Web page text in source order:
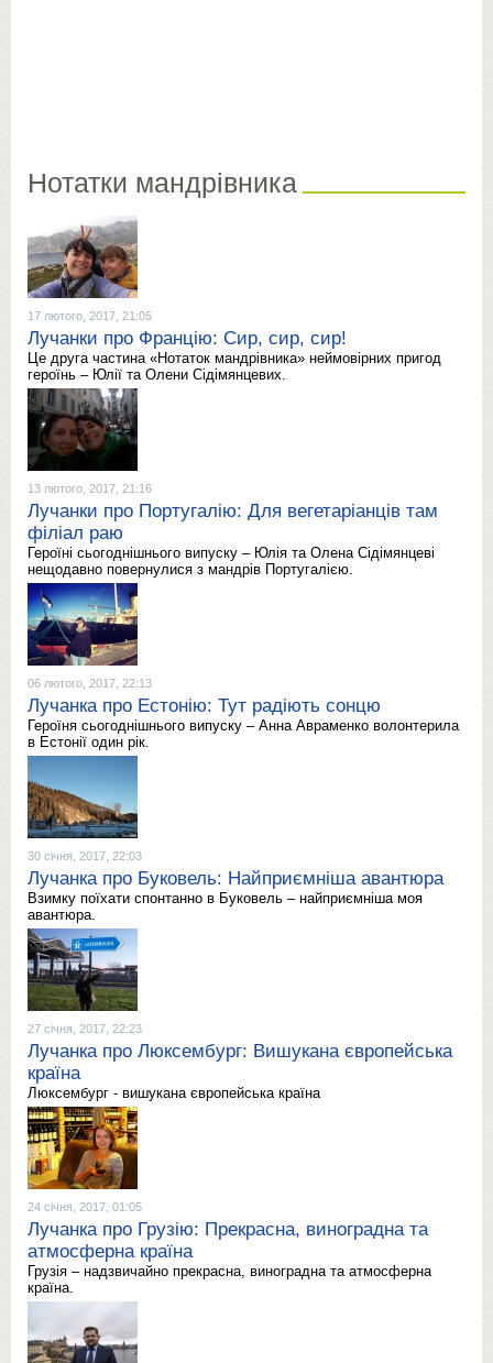
Нотатки мандрівника
17 лютого, 2017, 21:05
Лучанки про Францію: Сир, сир, сир!
Це друга частина «Нотаток мандрівника» неймовірних пригод
героїнь – Юлії та Олени Сідімянцевих.
13 лютого, 2017, 21:16
Лучанки про Португалію: Для вегетаріанців там
філіал раю
Героїні сьогоднішнього випуску – Юлія та Олена Сідімянцеві
нещодавно повернулися з мандрів Португалією.
06 лютого, 2017, 22:13
Лучанка про Естонію: Тут радіють сонцю
Героїня сьогоднішнього випуску – Анна Авраменко волонтерила
в Естонії один рік.
30 січня, 2017, 22:03
Лучанка про Буковель: Найприємніша авантюра
Взимку поїхати спонтанно в Буковель – найприємніша моя
авантюра.
27 січня, 2017, 22:23
Лучанка про Люксембург: Вишукана європейська
країна
Люксембург - вишукана європейська країна
24 січня, 2017, 01:05
Лучанка про Грузію: Прекрасна, виноградна та
атмосферна країна
Грузія – надзвичайно прекрасна, виноградна та атмосферна
країна.